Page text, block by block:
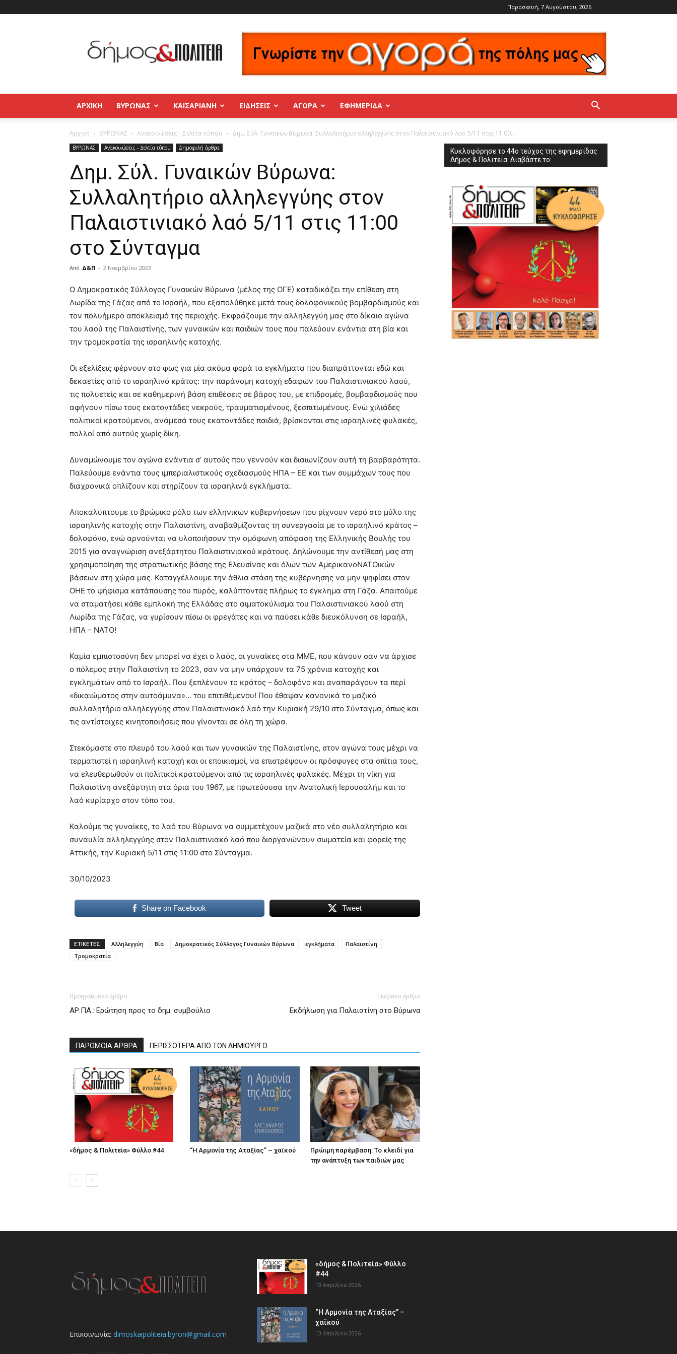
Παρασκευή, 7 Αυγούστου, 2026
και
Πολιτεία
Βύρωνας
–
Παγκράτι
ΑΡΧΙΚΉ ΒΥΡΩΝΑΣ ΚΑΙΣΑΡΙΑΝΗ ΕΙΔΗΣΕΙΣ ΑΓΟΡΑ ΕΦΗΜΕΡΊΔΑ
Αρχική ΒΥΡΩΝΑΣ Ανακοινώσεις - Δελτία τύπου Δημ. Σύλ. Γυναικών Βύρωνα: Συλλαλητήριο αλληλεγγύης στον Παλαιστινιακό λαό 5/11 στις 11:00...
ΒΥΡΩΝΑΣ Ανακοινώσεις - Δελτία τύπου Δημοφιλή άρθρα
Δημ. Σύλ. Γυναικών Βύρωνα:
Συλλαλητήριο αλληλεγγύης στον
Παλαιστινιακό λαό 5/11 στις 11:00
στο Σύνταγμα
Από Δ&Π - 2 Νοεμβρίου 2023
blonde
lesbians
very
hot
cam
show.desi
lyons
teaches
you
meaning
of
pain.
hd
Ο Δημοκρατικός Σύλλογος Γυναικών Βύρωνα (μέλος της ΟΓΕ) καταδικάζει την επίθεση στη
Λωρίδα της Γάζας από το Ισραήλ, που εξαπολύθηκε μετά τους δολοφονικούς βομβαρδισμούς και
τον πολυήμερο αποκλεισμό της περιοχής. Εκφράζουμε την αλληλεγγύη μας στο δίκαιο αγώνα
του λαού της Παλαιστίνης, των γυναικών και παιδιών τους που παλεύουν ενάντια στη βία και
την τρομοκρατία της ισραηλινής κατοχής.
Οι εξελίξεις φέρνουν στο φως για μία ακόμα φορά τα εγκλήματα που διαπράττονται εδώ και
δεκαετίες από το ισραηλινό κράτος: την παράνομη κατοχή εδαφών του Παλαιστινιακού λαού,
τις πολυετείς και σε καθημερινή βάση επιθέσεις σε βάρος του, με επιδρομές, βομβαρδισμούς που
αφήνουν πίσω τους εκατοντάδες νεκρούς, τραυματισμένους, ξεσπιτωμένους. Ενώ χιλιάδες
πολιτικοί κρατούμενοι, ανάμεσά τους εκατοντάδες παιδιά, βρίσκονται στις ισραηλινές φυλακές,
πολλοί από αυτούς χωρίς δίκη.
Δυναμώνουμε τον αγώνα ενάντια σ’ αυτούς που γεννούν και διαιωνίζουν αυτή τη βαρβαρότητα.
Παλεύουμε ενάντια τους ιμπεριαλιστικούς σχεδιασμούς ΗΠΑ – ΕΕ και των συμμάχων τους που
διαχρονικά οπλίζουν και στηρίζουν τα ισραηλινά εγκλήματα.
Αποκαλύπτουμε το βρώμικο ρόλο των ελληνικών κυβερνήσεων που ρίχνουν νερό στο μύλο της
ισραηλινής κατοχής στην Παλαιστίνη, αναβαθμίζοντας τη συνεργασία με το ισραηλινό κράτος –
δολοφόνο, ενώ αρνούνται να υλοποιήσουν την ομόφωνη απόφαση της Ελληνικής Βουλής του
2015 για αναγνώριση ανεξάρτητου Παλαιστινιακού κράτους. Δηλώνουμε την αντίθεσή μας στη
χρησιμοποίηση της στρατιωτικής βάσης της Ελευσίνας και όλων των ΑμερικανοΝΑΤΟικών
βάσεων στη χώρα μας. Καταγγέλλουμε την άθλια στάση της κυβέρνησης να μην ψηφίσει στον
ΟΗΕ το ψήφισμα κατάπαυσης του πυρός, καλύπτοντας πλήρως το έγκλημα στη Γάζα. Απαιτούμε
να σταματήσει κάθε εμπλοκή της Ελλάδας στο αιματοκύλισμα του Παλαιστινιακού λαού στη
Λωρίδα της Γάζας, να γυρίσουν πίσω οι φρεγάτες και να παύσει κάθε διευκόλυνση σε Ισραήλ,
ΗΠΑ – ΝΑΤΟ!
Καμία εμπιστοσύνη δεν μπορεί να έχει ο λαός, οι γυναίκες στα ΜΜΕ, που κάνουν σαν να άρχισε
ο πόλεμος στην Παλαιστίνη το 2023, σαν να μην υπάρχουν τα 75 χρόνια κατοχής και
εγκλημάτων από το Ισραήλ. Που ξεπλένουν το κράτος – δολοφόνο και αναπαράγουν τα περί
«δικαιώματος στην αυτοάμυνα»… του επιτιθέμενου! Που έθαψαν κανονικά το μαζικό
συλλαλητήριο αλληλεγγύης στον Παλαιστινιακό λαό την Κυριακή 29/10 στο Σύνταγμα, όπως και
τις αντίστοιχες κινητοποιήσεις που γίνονται σε όλη τη χώρα.
Στεκόμαστε στο πλευρό του λαού και των γυναικών της Παλαιστίνης, στον αγώνα τους μέχρι να
τερματιστεί η ισραηλινή κατοχή και οι εποικισμοί, να επιστρέψουν οι πρόσφυγες στα σπίτια τους,
να ελευθερωθούν οι πολιτικοί κρατούμενοι από τις ισραηλινές φυλακές. Μέχρι τη νίκη για
Παλαιστίνη ανεξάρτητη στα όρια του 1967, με πρωτεύουσα την Ανατολική Ιερουσαλήμ και το
λαό κυρίαρχο στον τόπο του.
Καλούμε τις γυναίκες, το λαό του Βύρωνα να συμμετέχουν μαζικά στο νέο συλλαλητήριο και
συναυλία αλληλεγγύης στον Παλαιστινιακό λαό που διοργανώνουν σωματεία και φορείς της
Αττικής, την Κυριακή 5/11 στις 11:00 στο Σύνταγμα.
30/10/2023
Share on Facebook Tweet
ΕΤΙΚΕΤΕΣ Αλληλεγγύη Βία Δημοκρατικός Σύλλογος Γυναικών Βύρωνα εγκλήματα
Παλαιστίνη
Τρομοκρατία
Προηγούμενο άρθρο
ΑΡ.ΠΑ.: Ερώτηση προς το δημ. συμβούλιο
Επόμενο άρθρο
Εκδήλωση για Παλαιστίνη στο Βύρωνα
ΠΑΡΟΜΟΙΑ ΑΡΘΡΑ ΠΕΡΙΣΣΟΤΕΡΑ ΑΠΟ ΤΟΝ ΔΗΜΙΟΥΡΓΟ
«δήμος & Πολιτεία» Φύλλο #44 “Η Αρμονία της Αταξίας” – χαϊκού
Πρώιμη παρέμβαση: Το κλειδί για
την ανάπτυξη των παιδιών µας
Κυκλοφόρησε το 44ο τεύχος της εφημερίδας
Δήμος & Πολιτεία. Διαβάστε το:
Επικοινωνία: dimoskaipoliteia.byron@gmail.com
«δήμος & Πολιτεία» Φύλλο
#44
13 Απριλίου 2026
“Η Αρμονία της Αταξίας” –
χαϊκού
13 Απριλίου 2026